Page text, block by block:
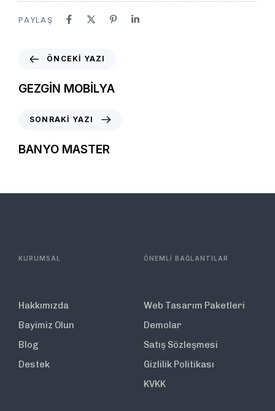
PAYLAŞ
ÖNCEKI YAZI
GEZGİN MOBİLYA
SONRAKI YAZI
BANYO MASTER
KURUMSAL
Hakkımızda
Bayimiz Olun
Blog
Destek
ÖNEMLİ BAĞLANTILAR
Web Tasarım Paketleri
Demolar
Satış Sözleşmesi
Gizlilik Politikası
KVKK